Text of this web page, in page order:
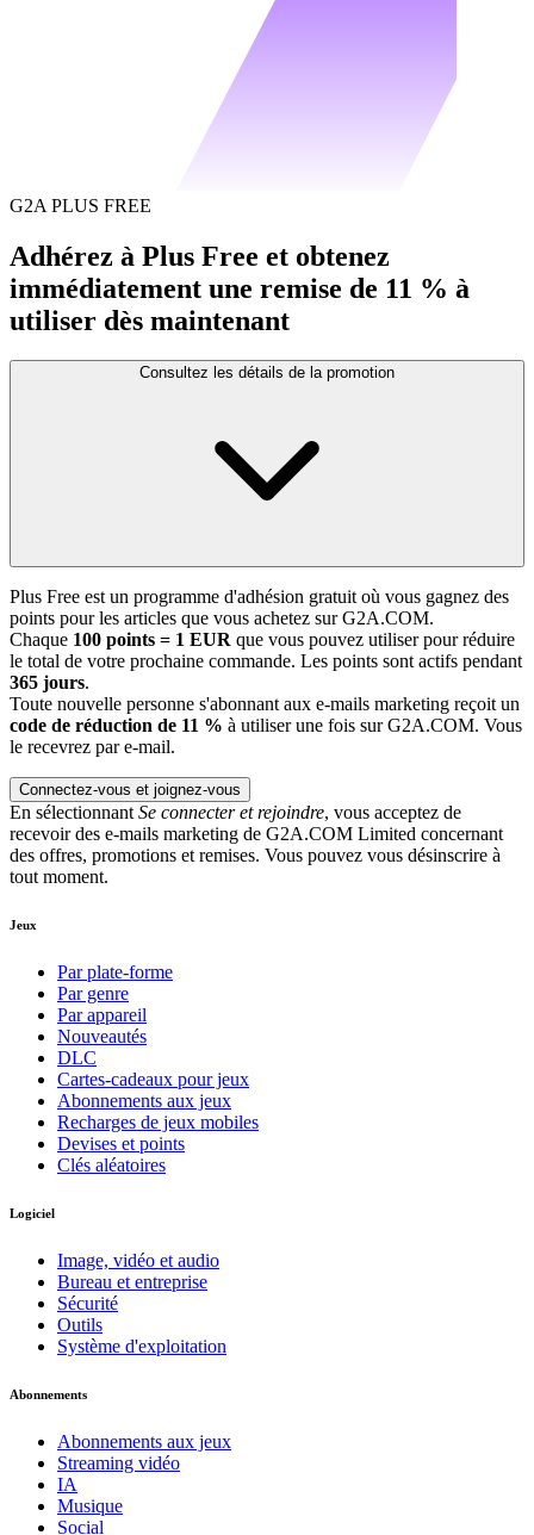
G2A PLUS FREE
Adhérez à Plus Free et obtenez
immédiatement une remise de 11 % à
utiliser dès maintenant
Consultez les détails de la promotion
Plus Free est un programme d'adhésion gratuit où vous gagnez des
points pour les articles que vous achetez sur G2A.COM.
Chaque 100 points = 1 EUR que vous pouvez utiliser pour réduire
le total de votre prochaine commande. Les points sont actifs pendant
365 jours.
Toute nouvelle personne s'abonnant aux e-mails marketing reçoit un
code de réduction de 11 % à utiliser une fois sur G2A.COM. Vous
le recevrez par e-mail.
Connectez-vous et joignez-vous
En sélectionnantSe connecter et rejoindre, vous acceptez de
recevoir des e-mails marketing de G2A.COM Limited concernant
des offres, promotions et remises. Vous pouvez vous désinscrire à
tout moment.
Jeux
Par plate-forme
Par genre
Par appareil
Nouveautés
DLC
Cartes-cadeaux pour jeux
Abonnements aux jeux
Recharges de jeux mobiles
Devises et points
Clés aléatoires
Logiciel
Image, vidéo et audio
Bureau et entreprise
Sécurité
Outils
Système d'exploitation
Abonnements
Abonnements aux jeux
Streaming vidéo
IA
Musique
Social